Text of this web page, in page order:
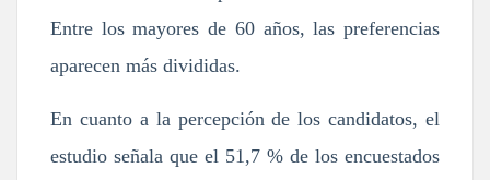
Entre los mayores de 60 años, las preferencias
aparecen más divididas.
En cuanto a la percepción de los candidatos, el
estudio señala que el 51,7 % de los encuestados